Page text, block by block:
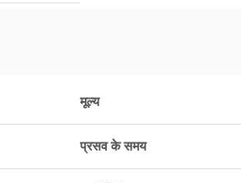
मूल्य
प्रसव के समय